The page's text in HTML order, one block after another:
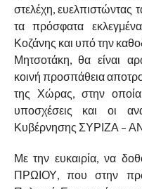
στελέχη, ευελπιστώντας
τα πρόσφατα
Κοζάνης και υπό την
Μητσοτάκη, θα είναι
κοινή προσπάθεια
της Χώρας, στην οποία
υποσχέσεις και οι
Κυβέρνησης ΣΥΡΙΖΑ –
Με την ευκαιρία, να
ΠΡΩΙΟΥ, που στην